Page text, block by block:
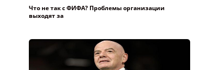
Что не так с ФИФА? Проблемы организации
выходят за